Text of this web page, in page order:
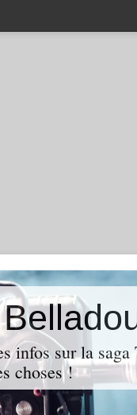
infos sur la
choses !